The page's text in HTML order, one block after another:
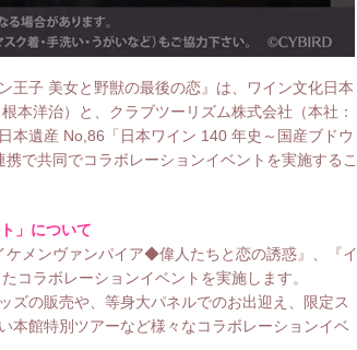
王子 美女と野獣の最後の恋』は、ワイン文化日本
本洋治）と、クラブツーリズム株式会社（本社：
本遺産 No,86「日本ワイン 140 年史～国産ブドウ
で共同でコラボレーションイベントを実施するこ
」について
メンヴァンパイア◆偉人たちと恋の誘惑』、『イ
コラボレーションイベントを実施します。
ズの販売や、等身大パネルでのお出迎え、限定ス
本館特別ツアーなど様々なコラボレーションイベ